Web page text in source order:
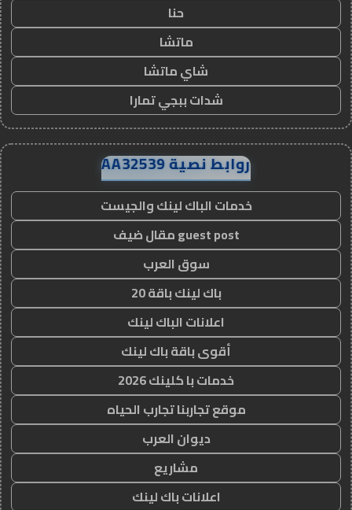
حنا
ماتشا
شاي ماتشا
شدات ببجي تمارا
روابط نصية AA32539
خدمات الباك لينك والجيست
guest post مقال ضيف
سوق العرب
باك لينك باقة 20
اعلانات الباك لينك
أقوى باقة باك لينك
خدمات با كلينك 2026
موقع تجاربنا تجارب الحياه
ديوان العرب
مشاريع
اعلانات باك لينك